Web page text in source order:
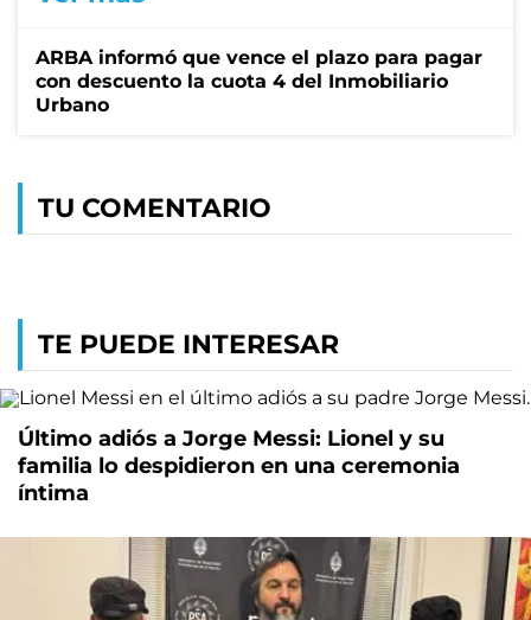
ARBA informó que vence el plazo para pagar
con descuento la cuota 4 del Inmobiliario
Urbano
TU COMENTARIO
TE PUEDE INTERESAR
Último adiós a Jorge Messi: Lionel y su
familia lo despidieron en una ceremonia
íntima